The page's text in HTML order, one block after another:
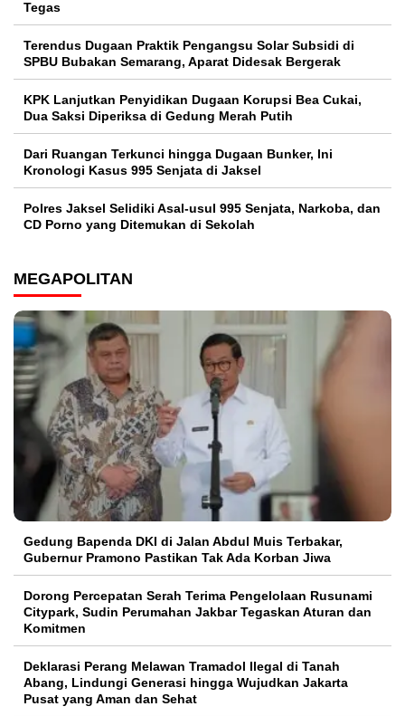
Tegas
Terendus Dugaan Praktik Pengangsu Solar Subsidi di
SPBU Bubakan Semarang, Aparat Didesak Bergerak
KPK Lanjutkan Penyidikan Dugaan Korupsi Bea Cukai,
Dua Saksi Diperiksa di Gedung Merah Putih
Dari Ruangan Terkunci hingga Dugaan Bunker, Ini
Kronologi Kasus 995 Senjata di Jaksel
Polres Jaksel Selidiki Asal-usul 995 Senjata, Narkoba, dan
CD Porno yang Ditemukan di Sekolah
MEGAPOLITAN
Gedung Bapenda DKI di Jalan Abdul Muis Terbakar,
Gubernur Pramono Pastikan Tak Ada Korban Jiwa
Dorong Percepatan Serah Terima Pengelolaan Rusunami
Citypark, Sudin Perumahan Jakbar Tegaskan Aturan dan
Komitmen
Deklarasi Perang Melawan Tramadol Ilegal di Tanah
Abang, Lindungi Generasi hingga Wujudkan Jakarta
Pusat yang Aman dan Sehat